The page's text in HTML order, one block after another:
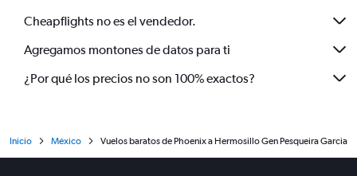
Cheapflights no es el vendedor.
Agregamos montones de datos para ti
¿Por qué los precios no son 100% exactos?
Inicio México Vuelos baratos de Phoenix a Hermosillo Gen Pesqueira Garcia